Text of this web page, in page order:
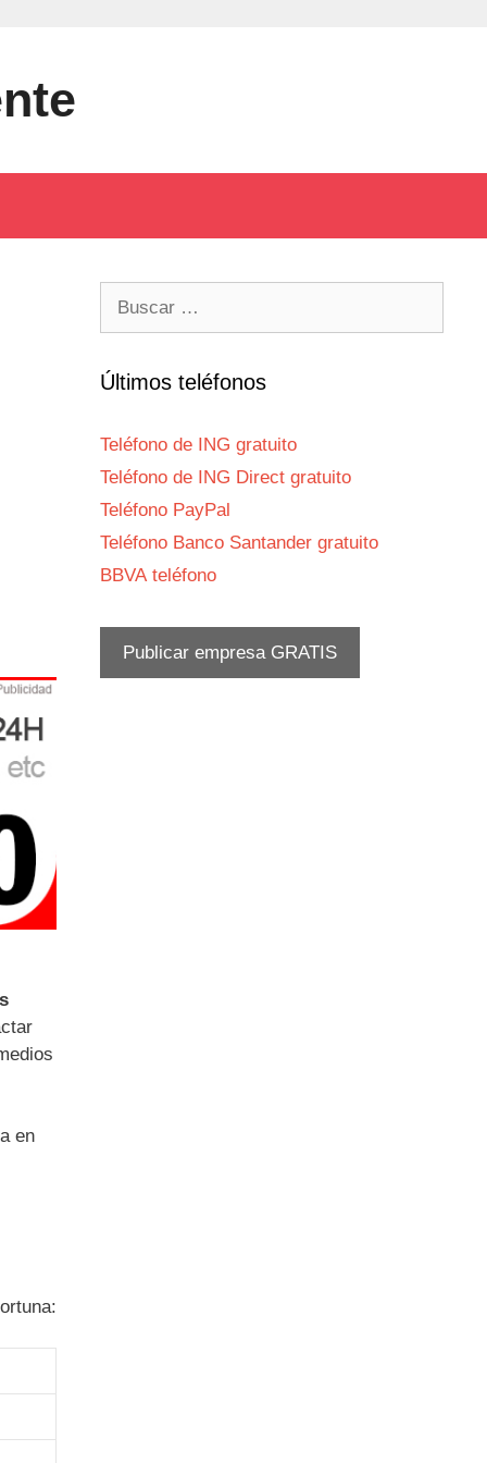
en
Últimos teléfonos
Teléfono de ING gratuito
Teléfono de ING Direct gratuito
Teléfono PayPal
Teléfono Banco Santander gratuito
BBVA teléfono
Publicar empresa GRATIS